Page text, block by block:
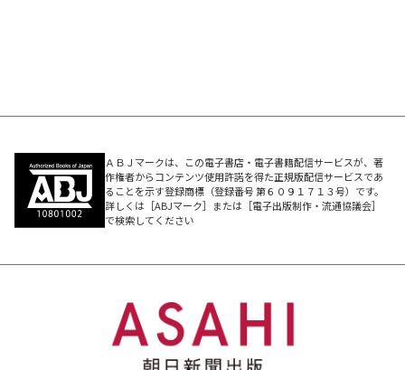
ＡＢＪマークは、この電子書店・電子書籍配信サービスが、著
作権者からコンテンツ使用許諾を得た正規版配信サービスであ
ることを示す登録商標（登録番号 第６０９１７１３号）です。
詳しくは［ABJマーク］または［電子出版制作・流通協議会］
で検索してください